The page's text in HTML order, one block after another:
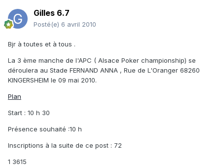
Gilles 6.7
Posté(e) 6 avril 2010
Bjr à toutes et à tous .
La 3 ème manche de l'APC ( Alsace Poker championship) se
déroulera au Stade FERNAND ANNA , Rue de L'Oranger 68260
KINGERSHEIM le 09 mai 2010.
Plan
Start : 10 h 30
Présence souhaité :10 h
Inscriptions à la suite de ce post : 72
1 3615